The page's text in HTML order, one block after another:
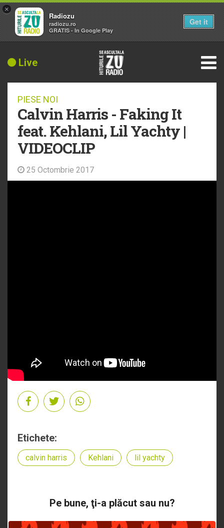
Live
PIESE NOI
Calvin Harris - Faking It
feat. Kehlani, Lil Yachty |
VIDEOCLIP
25 Octombrie 2017
Etichete:
calvin harris Kehlani lil yachty
Pe bune, ţi-a plăcut sau nu?
×
Radiozu
radiozu.ro
GRATIS - In Google Play
Get it